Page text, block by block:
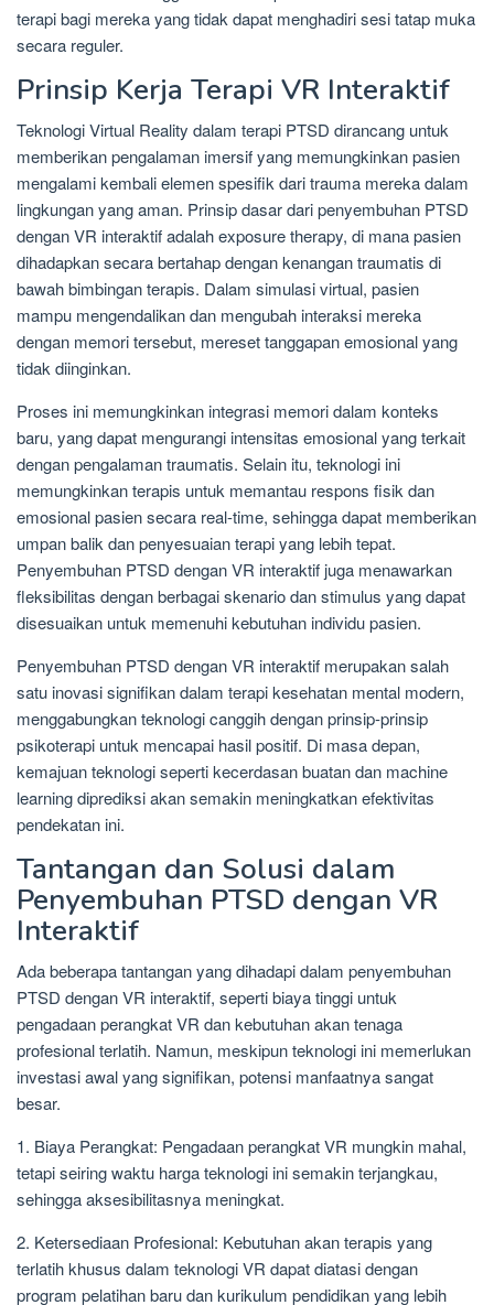
terapi bagi mereka yang tidak dapat menghadiri sesi tatap muka
secara reguler.
Prinsip Kerja Terapi VR Interaktif
Teknologi Virtual Reality dalam terapi PTSD dirancang untuk
memberikan pengalaman imersif yang memungkinkan pasien
mengalami kembali elemen spesifik dari trauma mereka dalam
lingkungan yang aman. Prinsip dasar dari penyembuhan PTSD
dengan VR interaktif adalah exposure therapy, di mana pasien
dihadapkan secara bertahap dengan kenangan traumatis di
bawah bimbingan terapis. Dalam simulasi virtual, pasien
mampu mengendalikan dan mengubah interaksi mereka
dengan memori tersebut, mereset tanggapan emosional yang
tidak diinginkan.
Proses ini memungkinkan integrasi memori dalam konteks
baru, yang dapat mengurangi intensitas emosional yang terkait
dengan pengalaman traumatis. Selain itu, teknologi ini
memungkinkan terapis untuk memantau respons fisik dan
emosional pasien secara real-time, sehingga dapat memberikan
umpan balik dan penyesuaian terapi yang lebih tepat.
Penyembuhan PTSD dengan VR interaktif juga menawarkan
fleksibilitas dengan berbagai skenario dan stimulus yang dapat
disesuaikan untuk memenuhi kebutuhan individu pasien.
Penyembuhan PTSD dengan VR interaktif merupakan salah
satu inovasi signifikan dalam terapi kesehatan mental modern,
menggabungkan teknologi canggih dengan prinsip-prinsip
psikoterapi untuk mencapai hasil positif. Di masa depan,
kemajuan teknologi seperti kecerdasan buatan dan machine
learning diprediksi akan semakin meningkatkan efektivitas
pendekatan ini.
Tantangan dan Solusi dalam
Penyembuhan PTSD dengan VR
Interaktif
Ada beberapa tantangan yang dihadapi dalam penyembuhan
PTSD dengan VR interaktif, seperti biaya tinggi untuk
pengadaan perangkat VR dan kebutuhan akan tenaga
profesional terlatih. Namun, meskipun teknologi ini memerlukan
investasi awal yang signifikan, potensi manfaatnya sangat
besar.
1. Biaya Perangkat: Pengadaan perangkat VR mungkin mahal,
tetapi seiring waktu harga teknologi ini semakin terjangkau,
sehingga aksesibilitasnya meningkat.
2. Ketersediaan Profesional: Kebutuhan akan terapis yang
terlatih khusus dalam teknologi VR dapat diatasi dengan
program pelatihan baru dan kurikulum pendidikan yang lebih